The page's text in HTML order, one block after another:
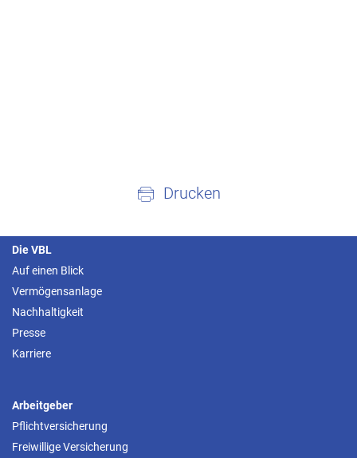
Drucken
Die VBL
Auf einen Blick
Vermögensanlage
Nachhaltigkeit
Presse
Karriere
Arbeitgeber
Pflichtversicherung
Freiwillige Versicherung